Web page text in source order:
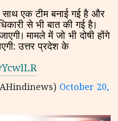
साथ एक टीम बनाई गई है और
से भी बात की गई है।
मामले में जो भी दोषी होंगे
उत्तर प्रदेश के
October 20,